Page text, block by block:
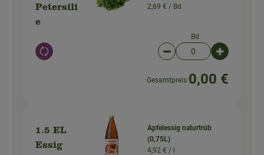
Petersili
e
Auswahl ändern
2,69 € / Bd
Bd
Artikelanzahl
Gesamtpreis:0,00 €
1.5 EL
Essig
Apfelessig naturtrüb
(0,75L)
4,92 € / l